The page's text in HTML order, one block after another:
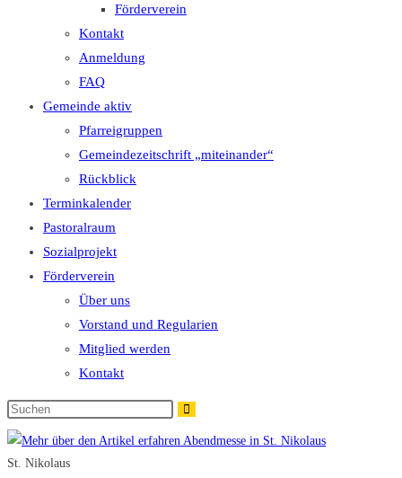
Förderverein
Kontakt
Anmeldung
FAQ
Gemeinde aktiv
Pfarreigruppen
Gemeindezeitschrift „miteinander“
Rückblick
Terminkalender
Pastoralraum
Sozialprojekt
Förderverein
Über uns
Vorstand und Regularien
Mitglied werden
Kontakt
Diese
Website
St. Nikolaus